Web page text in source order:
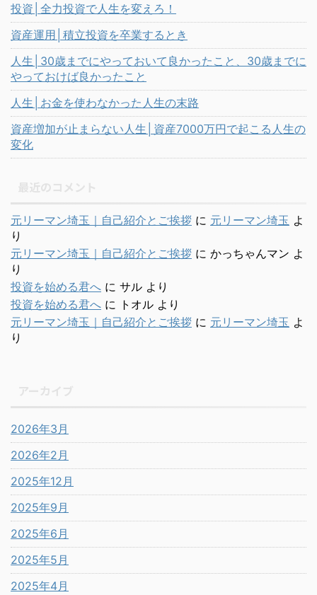
投資│全力投資で人生を変えろ！
資産運用│積立投資を卒業するとき
人生│30歳までにやっておいて良かったこと、30歳までに
やっておけば良かったこと
人生│お金を使わなかった人生の末路
資産増加が止まらない人生│資産7000万円で起こる人生の
変化
元リーマン埼玉｜自己紹介とご挨拶 に 元リーマン埼玉 よ
り
元リーマン埼玉｜自己紹介とご挨拶 に かっちゃんマン よ
り
投資を始める君へ に サル より
投資を始める君へ に トオル より
元リーマン埼玉｜自己紹介とご挨拶 に 元リーマン埼玉 よ
り
2026年3月
2026年2月
2025年12月
2025年9月
2025年6月
2025年5月
2025年4月